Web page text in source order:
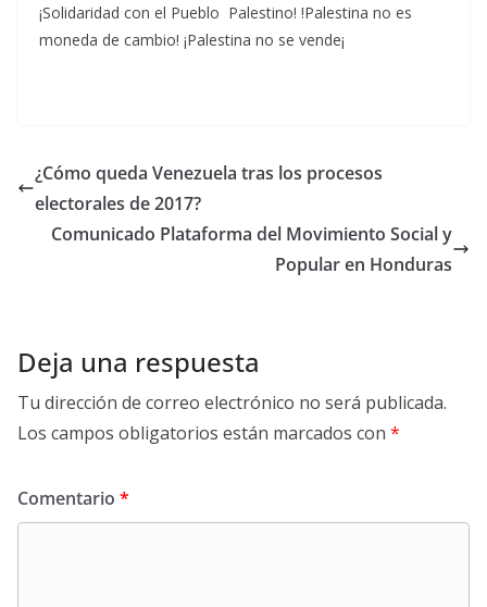
¡Solidaridad con el Pueblo Palestino! !Palestina no es
moneda de cambio! ¡Palestina no se vende¡
¿Cómo queda Venezuela tras los procesos
electorales de 2017?
Comunicado Plataforma del Movimiento Social y
Popular en Honduras
Deja una respuesta
Tu dirección de correo electrónico no será publicada.
Los campos obligatorios están marcados con *
Comentario *